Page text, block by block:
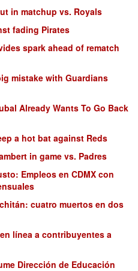
in matchup vs. Royals
fading Pirates
spark ahead of rematch
mistake with Guardians
Already Wants To Go Back
a hot bat against Reds
in game vs. Padres
Empleos en CDMX con
cuatro muertos en dos
línea a contribuyentes a
Dirección de Educación